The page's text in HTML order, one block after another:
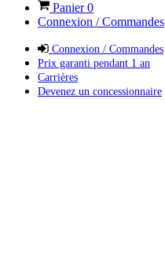
Panier0
Connexion / Commandes
Connexion / Commandes
Prix garanti pendant 1 an
Carrières
Devenez un concessionnaire